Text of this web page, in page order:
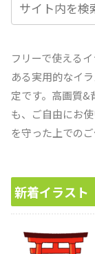
フリーで使える
ある実用的なイ
定です。高画質&
も、ご自由にお
を守った上での
新着イラスト